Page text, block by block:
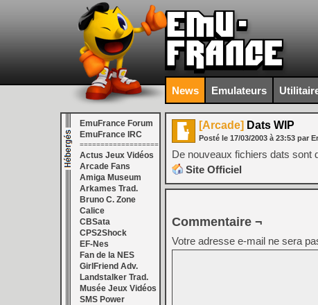
News Emulateurs
EmuFrance Forum
EmuFrance IRC
===================
Actus Jeux Vidéos
Arcade Fans
Amiga Museum
Arkames Trad.
Bruno C. Zone
Calice
CBSata
CPS2Shock
EF-Nes
Fan de la NES
GirlFriend Adv.
Landstalker Trad.
Musée Jeux Vidéos
SMS Power
[Arcade] Dats WIP
Posté le 17/03/2003 à 23:53 par
De nouveaux fichiers dats sont
Site Officiel
Commentaire ¬
Votre adresse e-mail ne sera